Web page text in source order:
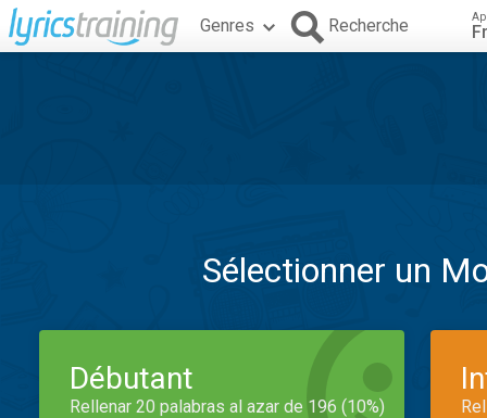
Genres Recherche
Sélectionner un
Débutant
Rellenar 20 palabras al azar de 196 (10%)